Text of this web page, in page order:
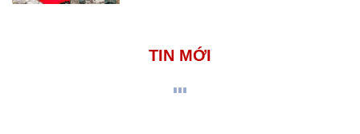
TIN MỚI